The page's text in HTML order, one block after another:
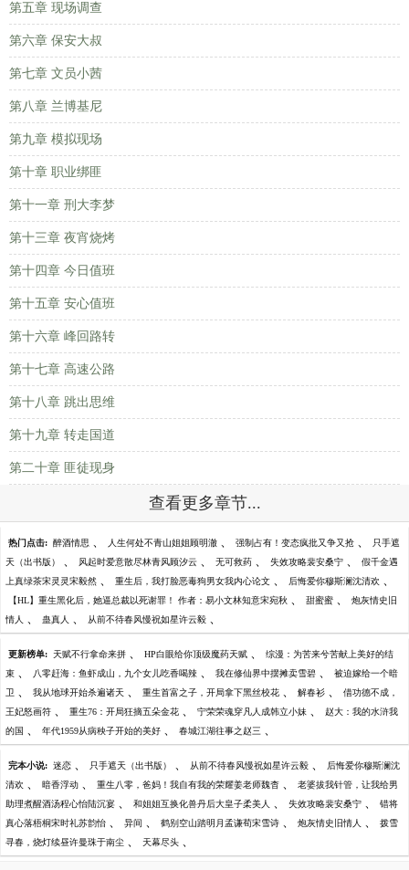
第五章 现场调查
第六章 保安大叔
第七章 文员小茜
第八章 兰博基尼
第九章 模拟现场
第十章 职业绑匪
第十一章 刑大李梦
第十三章 夜宵烧烤
第十四章 今日值班
第十五章 安心值班
第十六章 峰回路转
第十七章 高速公路
第十八章 跳出思维
第十九章 转走国道
第二十章 匪徒现身
查看更多章节...
热门点击: 醉酒情思 、 人生何处不青山姐姐顾明澈 、 强制占有！变态疯批又争又抢 、 只手遮
天（出书版） 、 风起时爱意散尽林青风顾汐云 、 无可救药 、 失效攻略裴安桑宁 、 假千金遇
上真绿茶宋灵灵宋毅然 、 重生后，我打脸恶毒狗男女我内心论文 、 后悔爱你穆斯澜沈清欢 、
【HL】重生黑化后，她逼总裁以死谢罪！ 作者：易小文林知意宋宛秋 、 甜蜜蜜 、 炮灰情史旧
情人 、 蛊真人 、 从前不待春风慢祝如星许云毅 、
更新榜单: 天赋不行拿命来拼 、 HP白眼给你顶级魔药天赋 、 综漫：为苦来兮苦献上美好的结
束 、 八零赶海：鱼虾成山，九个女儿吃香喝辣 、 我在修仙界中摆摊卖雪碧 、 被迫嫁给一个暗
卫 、 我从地球开始杀遍诸天 、 重生首富之子，开局拿下黑丝校花 、 解春衫 、 借功德不成，
王妃怒画符 、 重生76：开局狂摘五朵金花 、 宁荣荣魂穿凡人成韩立小妹 、 赵大：我的水浒我
的国 、 年代1959从病秧子开始的美好 、 春城江湖往事之赵三 、
完本小说: 迷恋 、 只手遮天（出书版） 、 从前不待春风慢祝如星许云毅 、 后悔爱你穆斯澜沈
清欢 、 暗香浮动 、 重生八零，爸妈！我自有我的荣耀姜老师魏杳 、 老婆拔我针管，让我给男
助理煮醒酒汤程心怡陆沉宴 、 和姐姐互换化兽丹后大皇子柔美人 、 失效攻略裴安桑宁 、 错将
真心落梧桐宋时礼苏韵怡 、 异间 、 鹤别空山踏明月孟谦荀宋雪诗 、 炮灰情史旧情人 、 拨雪
寻春，烧灯续昼许曼珠于南尘 、 天幕尽头 、